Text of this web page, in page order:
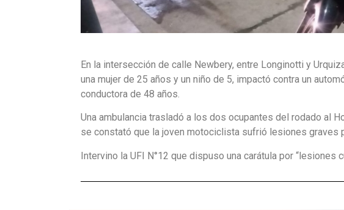
En la intersección de calle Newbery, entre Longinotti y
una mujer de 25 años y un niño de 5, impactó contra un
conductora de 48 años.
Una ambulancia trasladó a los dos ocupantes del rodado al
se constató que la joven motociclista sufrió lesiones graves
Intervino la UFI N°12 que dispuso una carátula por “lesiones